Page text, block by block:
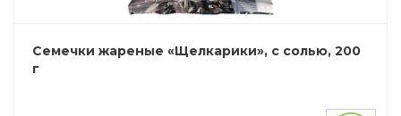
Семечки жареные «Щелкарики», с солью, 200
г